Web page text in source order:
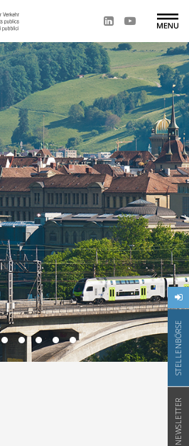
STELLENBÖRSE
NEWSLETTER